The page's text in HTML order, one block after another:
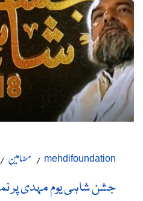
mehdifoundation مضامین
جشن شاہی یوم مہدی پر